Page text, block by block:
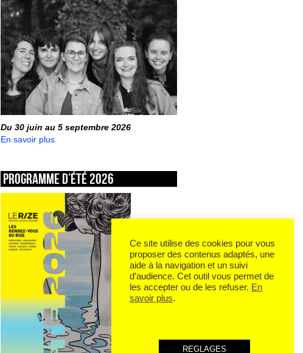
Du 30 juin au 5 septembre 2026
En savoir plus
Programme d’été 2026
Ce site utilise des cookies pour vous
proposer des contenus adaptés, une
aide à la navigation et un suivi
d’audience. Cet outil vous permet de
les accepter ou de les refuser. En
savoir plus.
REGLAGES